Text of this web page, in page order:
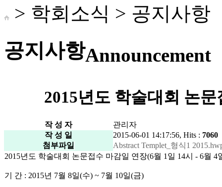
> 학회소식 > 공지사항
공지사항Announcement
2015년도 학술대회 논
작 성 자
관리자
작 성 일
2015-06-01 14:17:56, Hits : 7060
첨부파일
Abstract Templet_형식1
2015년도 학술대회 논문접수 마감일 연장(6월 1일 14시 - 6월 4
기 간 : 2015년 7월 8일(수) ~ 7월 10일(금)